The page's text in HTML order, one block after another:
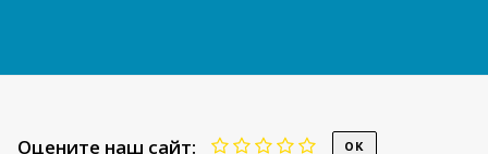
Оцените наш сайт: